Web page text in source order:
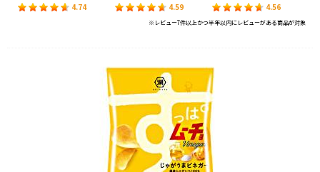
4.74 4.59 4.56
※レビュー7件以上かつ半年以内にレビューがある商品が対象